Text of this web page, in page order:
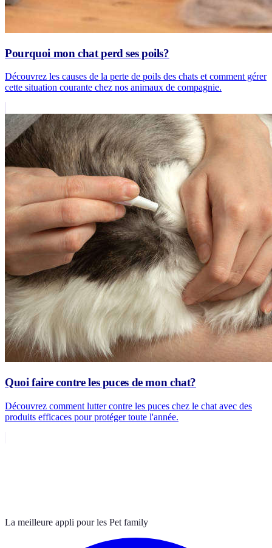
Pourquoi mon chat perd ses poils?
Découvrez les causes de la perte de poils des chats et comment gérer
cette situation courante chez nos animaux de compagnie.
Quoi faire contre les puces de mon chat?
Découvrez comment lutter contre les puces chez le chat avec des
produits efficaces pour protéger toute l'année.
La meilleure appli pour les Pet family